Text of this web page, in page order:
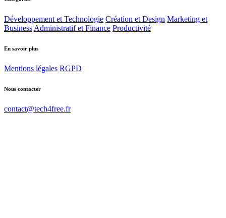
Développement et Technologie Création et Design Marketing et
Business Administratif et Finance Productivité
En savoir plus
Mentions légales RGPD
Nous contacter
contact@tech4free.fr